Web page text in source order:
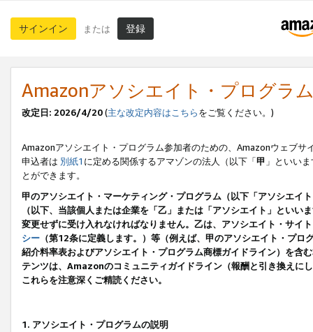
サインイン または 登録
Amazonアソシエイト・プログラ
改定日: 2026/4/20(主な改定内容はこちらをご覧ください。)
Amazonアソシエイト・プログラム参加者のための、Amazonウェブサ
申込者は 別紙1 に定める関係するアマゾンの法人（以下「甲 」といい
とができます。
甲のアソシエイト・マーケティング・プログラム（以下「アソシエイ
（以下、当該個人または企業を「乙」または「アソシエイト」とい
変更せずに受け入れなければなりません。乙は、アソシエイト・サイ
シー （第12条に定義します。）等（例えば、甲のアソシエイト・プ
紹介料率表およびアソシエイト・プログラム商標ガイドライン）を
テンツは、Amazonのコミュニティガイドライン（報酬と引き換えに
これらを注意深くご精読ください。
1. アソシエイト・プログラムの説明